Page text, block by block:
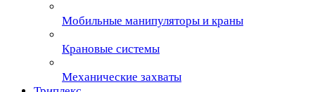
Мобильные манипуляторы и краны
Крановые сиcтемы
Механические захваты